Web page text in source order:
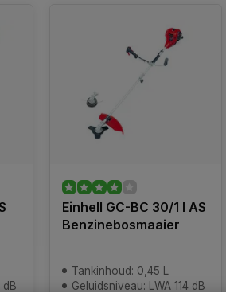
dB
Einhell GC-BC 30/1 I AS
Benzinebosmaaier
Tankinhoud: 0,45 L
Geluidsniveau: LWA 114 dB